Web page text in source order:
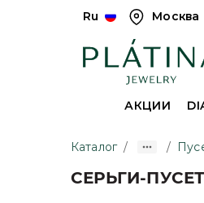
Ru Москва
АКЦИИ
Каталог / /
СЕРЬГИ-